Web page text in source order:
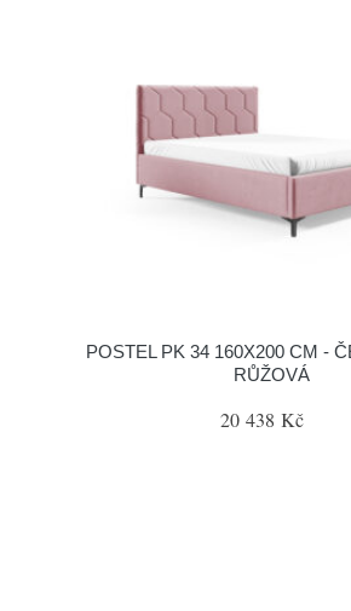
POSTEL PK 34 160X200 CM -
RŮŽOVÁ
20 438 Kč